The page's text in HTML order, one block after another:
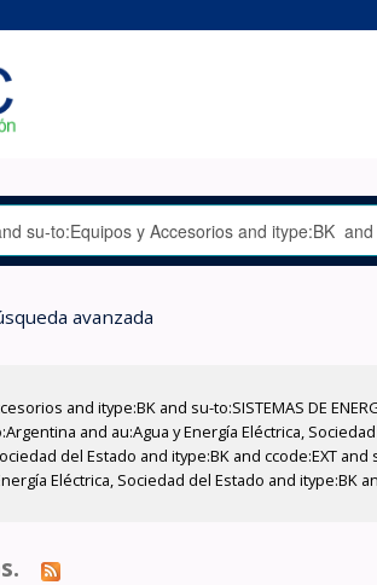
avanzada
and itype:BK and su-to:SISTEMAS DE
and au:Agua y Energía Eléctrica,
del Estado and itype:BK and ccode:EXT
Eléctrica, Sociedad del Estado and itype:BK